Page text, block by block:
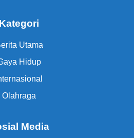
Kategori
Utama
Hidup
Olahraga
Media